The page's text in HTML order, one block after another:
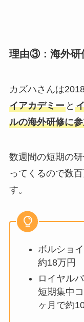
理由③：海外研
カズハさんは
イアカデミーと
ルの海外研修に
数週間の短期の
ってくるので数
す。
ボルショ
約18万円
ロイヤル
短期集中
ヶ月で約